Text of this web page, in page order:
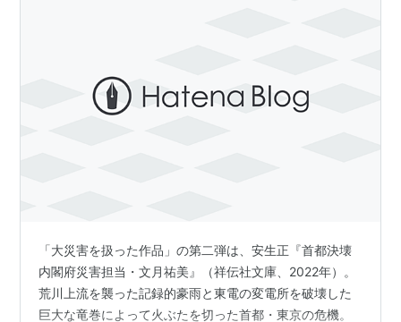
「大災害を扱った作品」の第二弾は、安生正『首都決壊
内閣府災害担当・文月祐美』（祥伝社文庫、2022年）。
荒川上流を襲った記録的豪雨と東電の変電所を破壊した
巨大な竜巻によって火ぶたを切った首都・東京の危機。